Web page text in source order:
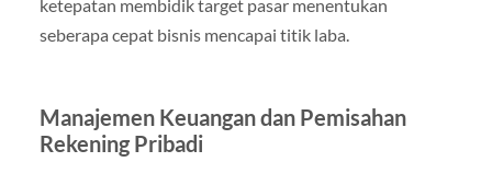
ketepatan membidik target pasar menentukan
seberapa cepat bisnis mencapai titik laba.
Manajemen Keuangan dan Pemisahan
Rekening Pribadi